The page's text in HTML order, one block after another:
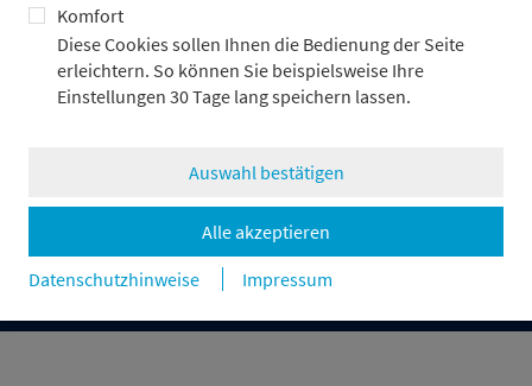
Komfort
Diese Cookies sollen Ihnen die Bedienung der Seite
erleichtern. So können Sie beispielsweise Ihre
Einstellungen 30 Tage lang speichern lassen.
Auswahl bestätigen
Alle akzeptieren
Datenschutzhinweise
Impressum
Capital Markets
Corporate Finance
Private Banking
Karriere
Datenschutz
Rechtliche Hinweise & Compliance
Cookie-Einstellungen
© Metzler